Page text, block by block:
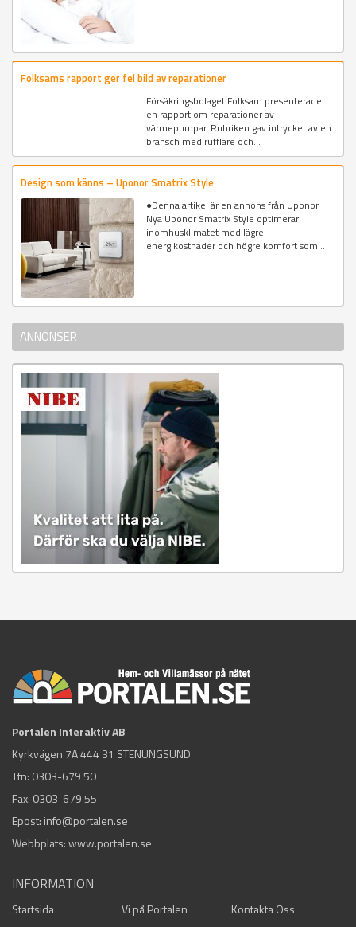
Folksams rapport ger fel bild av reparationer
Försäkringsbolaget Folksam presenterade
en rapport om reparationer av
värmepumpar. Rubriken gav intrycket av en
bransch med rufflare och...
Design som känns – Uponor Smatrix Style
●Denna artikel är en annons från Uponor
Nya Uponor Smatrix Style optimerar
inomhusklimatet med lägre
energikostnader och högre komfort som...
ANNONSER
Portalen Interaktiv AB
Kyrkvägen 7A 444 31 STENUNGSUND
Tfn: 0303-679 50
Fax: 0303-679 55
Epost: info@portalen.se
Webbplats: www.portalen.se
INFORMATION
Startsida Vi på Portalen
Kontakta Oss